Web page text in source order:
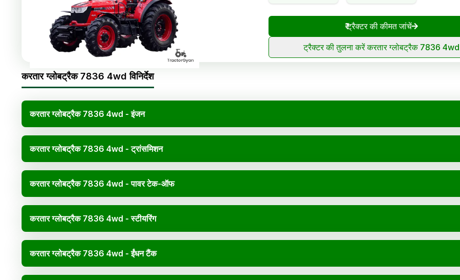
:
₹ट्रैक्टर की कीमत जांचें
ट्रैक्टर की तुलना करें करतार ग्लोबट्रैक 7836 4wd
करतार ग्लोबट्रैक 7836 4wd विनिर्देश
करतार ग्लोबट्रैक 7836 4wd - इंजन
करतार ग्लोबट्रैक 7836 4wd - ट्रांसमिशन
करतार ग्लोबट्रैक 7836 4wd - पावर टेक-ऑफ
करतार ग्लोबट्रैक 7836 4wd - स्टीयरिंग
करतार ग्लोबट्रैक 7836 4wd - ईंधन टैंक